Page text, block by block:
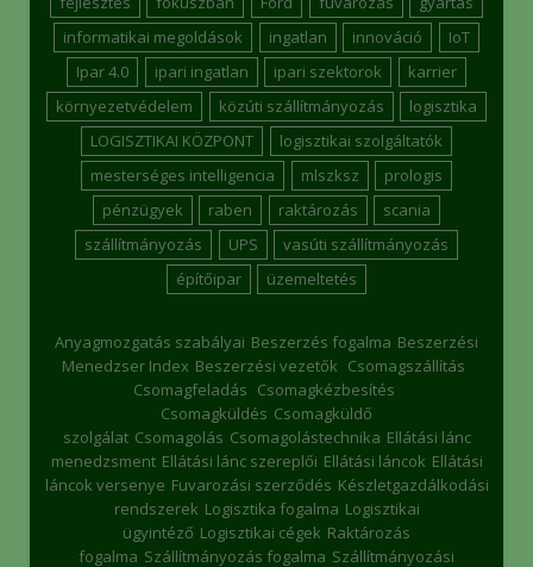
informatikai megoldások
ingatlan innováció
IoT
Ipar 4.0
ipari ingatlan ipari szektorok
karrier
környezetvédelem
közúti szállítmányozás
logisztika
LOGISZTIKAI KÖZPONT
logisztikai szolgáltatók
mesterséges intelligencia
mlszksz
prologis
pénzügyek
raben raktározás
scania
szállítmányozás
UPS
vasúti szállítmányozás
építőipar
üzemeltetés
Anyagmozgatás szabályai Beszerzés fogalma Beszerzési
Menedzser Index Beszerzési vezetők Csomagszállítás
Csomagfeladás Csomagkézbesítés
Csomagküldés Csomagküldő
szolgálat Csomagolás Csomagolástechnika Ellátási lánc
menedzsment Ellátási lánc szereplői Ellátási láncok Ellátási
láncok versenye Fuvarozási szerződés Készletgazdálkodási
rendszerek Logisztika fogalma Logisztikai
ügyintéző Logisztikai cégek Raktározás
fogalma Szállítmányozás fogalma Szállítmányozási